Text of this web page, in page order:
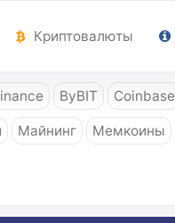
Криптовалюты
ByBIT Coinbase
Майнинг Мемкоины